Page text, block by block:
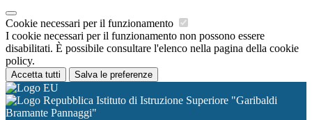
Cookie necessari per il funzionamento
I cookie necessari per il funzionamento non possono essere
disabilitati. È possibile consultare l'elenco nella pagina della cookie
policy.
Accetta tutti Salva le preferenze
Istituto di Istruzione Superiore "Garibaldi
Bramante Pannaggi"